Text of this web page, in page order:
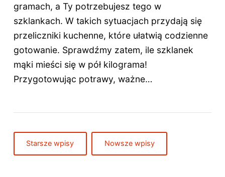
gramach, a Ty potrzebujesz tego w
szklankach. W takich sytuacjach przydają się
przeliczniki kuchenne, które ułatwią codzienne
gotowanie. Sprawdźmy zatem, ile szklanek
mąki mieści się w pół kilograma!
Przygotowując potrawy, ważne…
Starsze wpisy Nowsze wpisy